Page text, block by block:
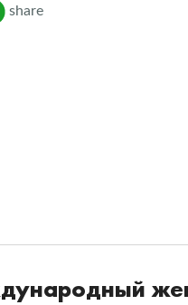
Поделиться
share